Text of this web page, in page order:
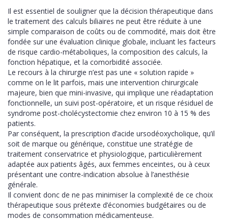
Il est essentiel de souligner que la décision thérapeutique dans
le traitement des calculs biliaires ne peut être réduite à une
simple comparaison de coûts ou de commodité, mais doit être
fondée sur une évaluation clinique globale, incluant les facteurs
de risque cardio-métaboliques, la composition des calculs, la
fonction hépatique, et la comorbidité associée.
Le recours à la chirurgie n’est pas une « solution rapide »
comme on le lit parfois, mais une intervention chirurgicale
majeure, bien que mini-invasive, qui implique une réadaptation
fonctionnelle, un suivi post-opératoire, et un risque résiduel de
syndrome post-cholécystectomie chez environ 10 à 15 % des
patients.
Par conséquent, la prescription d’acide ursodéoxycholique, qu’il
soit de marque ou générique, constitue une stratégie de
traitement conservatrice et physiologique, particulièrement
adaptée aux patients âgés, aux femmes enceintes, ou à ceux
présentant une contre-indication absolue à l’anesthésie
générale.
Il convient donc de ne pas minimiser la complexité de ce choix
thérapeutique sous prétexte d’économies budgétaires ou de
modes de consommation médicamenteuse.